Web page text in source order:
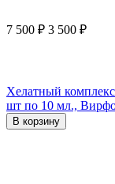
7 500 ₽ 3 500 ₽
Хелатный
шт по 10 мл.,
В корзину